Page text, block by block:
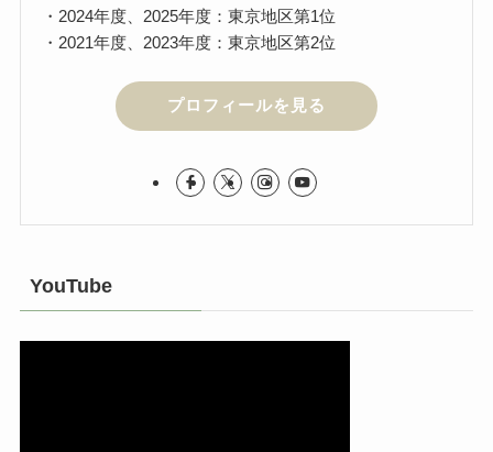
・2024年度、2025年度：東京地区第1位
・2021年度、2023年度：東京地区第2位
プロフィールを見る
YouTube